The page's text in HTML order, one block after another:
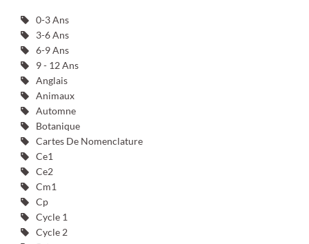
0-3 Ans
3-6 Ans
6-9 Ans
9 - 12 Ans
Anglais
Animaux
Automne
Botanique
Cartes De Nomenclature
Ce1
Ce2
Cm1
Cp
Cycle 1
Cycle 2